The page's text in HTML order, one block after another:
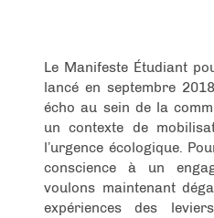
Le Manifeste Étudiant
lancé en septembre
écho au sein de la
un contexte de
l’urgence écologique.
conscience à un
voulons maintenant
expériences des